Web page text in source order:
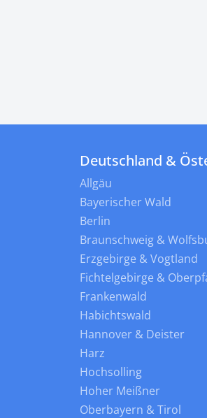
Deutschland &
Allgäu
Bayerischer Wald
Berlin
Braunschweig &
Erzgebirge & Vogtland
Fichtelgebirge &
Frankenwald
Habichtswald
Hannover & Deister
Harz
Hochsolling
Hoher Meißner
Oberbayern & Tirol